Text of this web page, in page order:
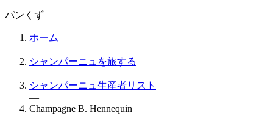
パンくず
ホーム
—
シャンパーニュを旅する
—
シャンパーニュ生産者リスト
—
Champagne B. Hennequin